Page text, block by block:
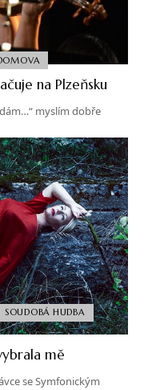
na Plzeňsku
myslím dobře
SOUDOBÁ HUDBA
mě
se Symfonickým